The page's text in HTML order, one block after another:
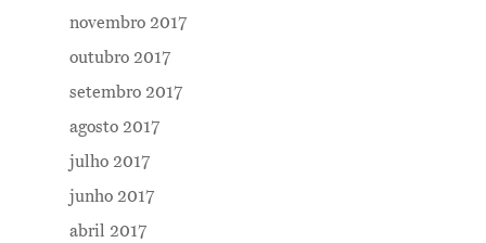
novembro 2017
outubro 2017
setembro 2017
agosto 2017
julho 2017
junho 2017
abril 2017